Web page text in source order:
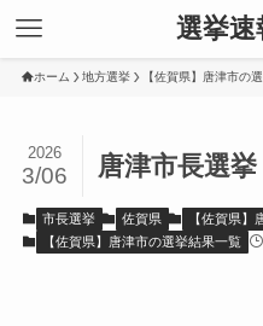
選挙速
ホーム 地方選挙 【佐賀県】唐津市の
唐津市長選挙
2026
3/06
市長選挙 佐賀県
【佐賀県】
【佐賀県】唐津市の選挙結果一覧